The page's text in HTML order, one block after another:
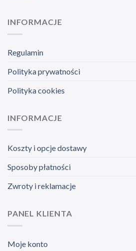
INFORMACJE
Regulamin
Polityka prywatności
Polityka cookies
INFORMACJE
Koszty i opcje dostawy
Sposoby płatności
Zwroty i reklamacje
PANEL KLIENTA
Moje konto